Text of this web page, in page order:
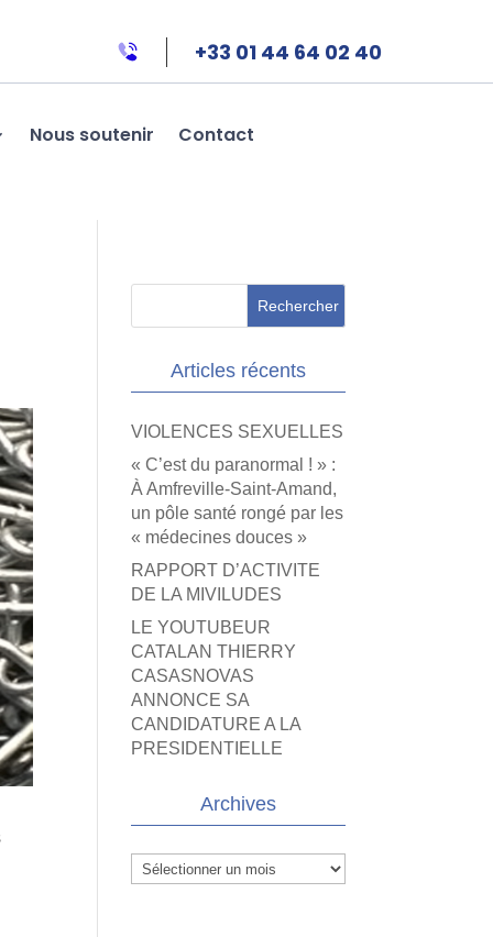
+33 01 44 64 02 40
Nous soutenir Contact
Articles récents
VIOLENCES SEXUELLES
« C’est du paranormal ! » :
À Amfreville-Saint-Amand,
un pôle santé rongé par les
« médecines douces »
RAPPORT D’ACTIVITE
DE LA MIVILUDES
LE YOUTUBEUR
CATALAN THIERRY
CASASNOVAS
ANNONCE SA
CANDIDATURE A LA
PRESIDENTIELLE
Archives
Archives